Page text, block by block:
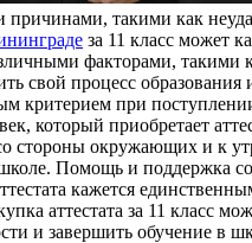
причинами, такими как
за 11 класс может
факторами,
свой процесс
при поступлении
который приобретает
стороны окружающих и к
Помощь и поддержка
кажется
аттестата за 11 класс
и завершить обучение в